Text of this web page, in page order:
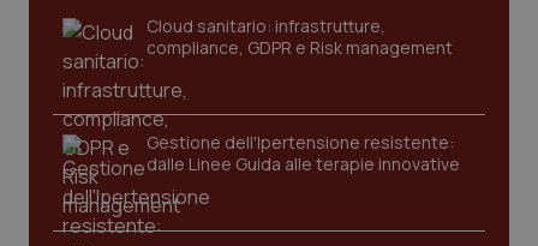
Vaccini
Cloud sanitario: infrastrutture,
compliance, GDPR e Risk management
Gestione dell'Ipertensione resistente:
dalle Linee Guida alle terapie innovative
sito web abilitandone funzionalità di base quali la
navigazione sulle pagine e l'accesso alle aree
protette del sito. Il sito web non è in grado di
funzionare correttamente senza questi cookie.
Nome
VISITOR_PRIVACY_METADATA
YouTube
.youtube.com